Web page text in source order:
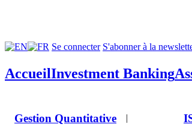
Se connecter S'abonner à la
AccueilInvestment Banking
Gestion Quantitative |